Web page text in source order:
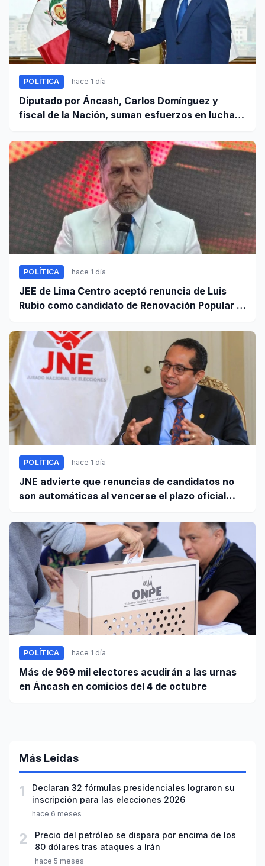
POLÍTICA hace 1 día
Diputado por Áncash, Carlos Domínguez y
fiscal de la Nación, suman esfuerzos en lucha
POLÍTICA hace 1 día
JEE de Lima Centro aceptó renuncia de Luis
Rubio como candidato de Renovación Popular a
POLÍTICA hace 1 día
JNE advierte que renuncias de candidatos no
son automáticas al vencerse el plazo oficial
POLÍTICA hace 1 día
Más de 969 mil electores acudirán a las urnas
en Áncash en comicios del 4 de octubre
Más Leídas
1
Declaran 32 fórmulas presidenciales lograron su
inscripción para las elecciones 2026
hace 6 meses
2
Precio del petróleo se dispara por encima de los
80 dólares tras ataques a Irán
hace 5 meses